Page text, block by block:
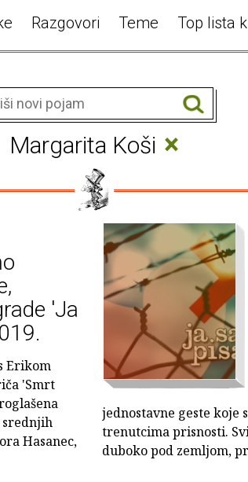
Razgovori Teme Top lista
Margarita Koši ×
'Ja
Erikom
'Smrt
Hasanec,
jednostavne geste
trenutcima prisnosti.
duboko pod zemljom,